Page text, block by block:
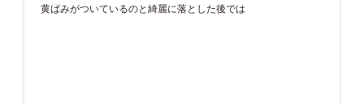
黄ばみがついているのと綺麗に落とした後では